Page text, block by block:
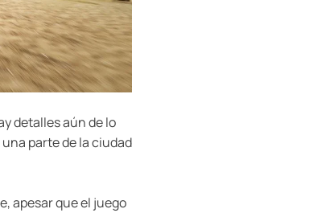
detalles aún de lo
parte de la ciudad
apesar que el juego